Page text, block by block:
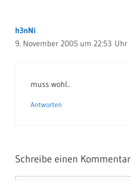
h3nNi
9. November 2005 um 22:53 Uhr
muss wohl..
Antworten
Schreibe einen Kommentar